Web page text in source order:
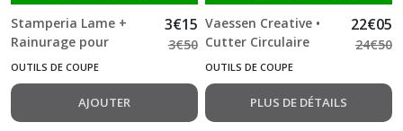
Stamperia Lame +
Rainurage pour
Massicot noir
3€15
3€50
OUTILS DE COUPE
AJOUTER
Vaessen Creative •
Cutter Circulaire
Blanc et Or Ø15cm 3
incluses
22€05
24€50
OUTILS DE COUPE
PLUS DE DÉTAILS